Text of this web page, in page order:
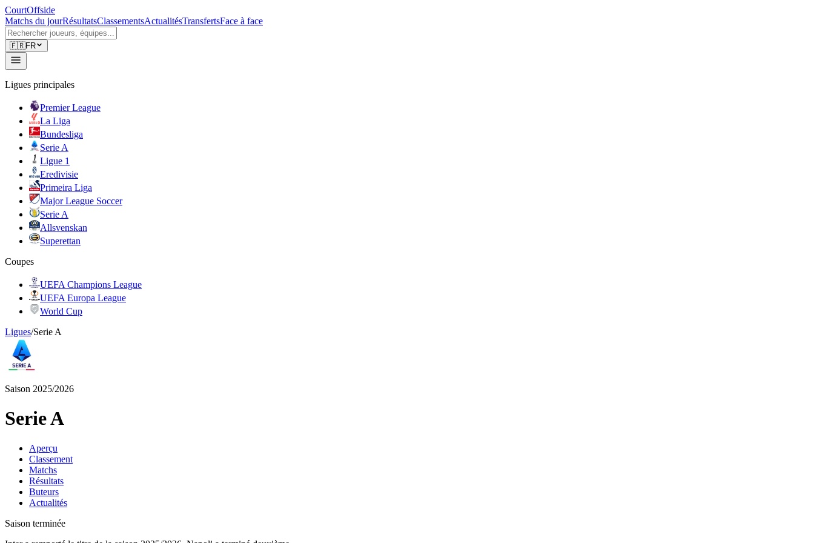
CourtOffside
Matchs du jourRésultatsClassementsActualitésTransfertsFace à face
🇫🇷FR
Ligues principales
Premier League
La Liga
Bundesliga
Serie A
Ligue 1
Eredivisie
Primeira Liga
Major League Soccer
Serie A
Allsvenskan
Superettan
Coupes
UEFA Champions League
UEFA Europa League
World Cup
Ligues/Serie A
Saison 2025/2026
Serie A
Aperçu
Classement
Matchs
Résultats
Buteurs
Actualités
Saison terminée